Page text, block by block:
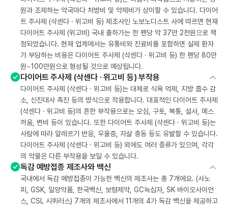
원과 조제하는 약국마다 처방비 및 약제비가 상이할 수 있습니다. 다이어
트 주사제 (삭센다 · 위고비 등) 제조사인 노보노디스트 사에 따르면 현재
다이어트 주사제 (위고비) 국내 출하가는 한 펜당 약 37만 2천원으로 책
정되었습니다. 현재 업계에서는 유통비와 진료비를 포함하면 실제 환자
가 부담하는 비용은 다이어트 주사제 (삭센다 · 위고비 등) 한 펜당 80만
원~100만원으로 형성될 것으로 예상됩니다.
다이어트 주사제 (삭센다 · 위고비 등) 부작용
다이어트 주사제 (삭센다 · 위고비 등)는 대체로 식욕 억제, 지방 흡수 감
소, 신진대사 촉진 등의 방식으로 작용합니다. 대표적인 다이어트 주사제
(삭센다 · 위고비 등)의 흔한 부작용으로는 오심, 구토, 복통, 설사, 메스
꺼움, 변비 등이 있습니다. 또한 다이어트 주사제 (삭센다 · 위고비 등)는
사람에 따라 알레르기 반응, 우울증, 자살 충동 등도 유발할 수 있습니다.
다이어트 주사제 (삭센다 · 위고비 등) 외에도 여러 종류가 있으며, 각각
의 약물은 다른 부작용을 보일 수 있습니다.
독감 예방접종 제조사와 백신
국내에서 독감 예방접종이 가능한 백신의 제조사는 총 7개에요. (사노
피, GSK, 일양약품, 한국백신, 보령제약, GC녹십자, SK 바이오사이언
스, CSL 시퀴러스) 7개의 제조사에서 11개의 4가 독감 백신을 제공하고